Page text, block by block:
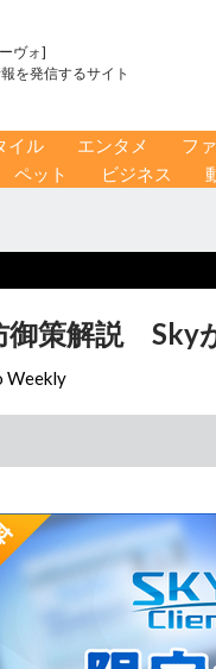
ヴォ]
を発信するサイト
イル エンタメ フ
ペット ビジネス
御策解説 Sky
Weekly